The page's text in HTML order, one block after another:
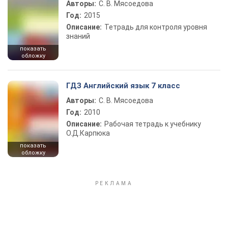
показать
обложку
Авторы: С. В. Мясоедова
Год: 2015
Описание: Тетрадь для контроля уровня
знаний
показать
обложку
ГДЗ Английский язык 7 класс
Авторы: С. В. Мясоедова
Год: 2010
Описание: Рабочая тетрадь к учебнику
О.Д.Карпюка